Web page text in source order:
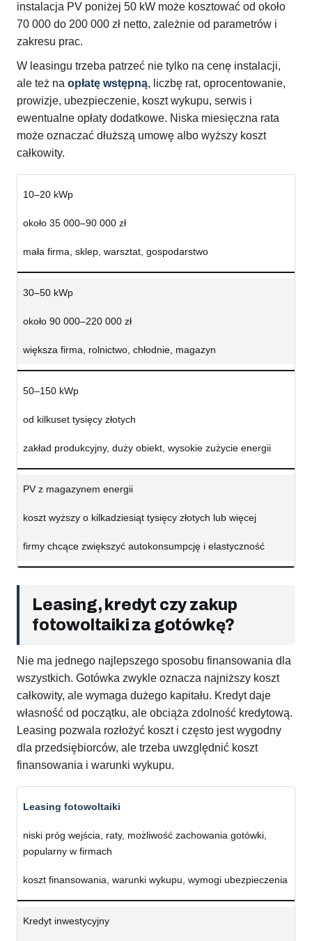
instalacja PV poniżej 50 kW może kosztować od około
70 000 do 200 000 zł netto, zależnie od parametrów i
zakresu prac.
W leasingu trzeba patrzeć nie tylko na cenę instalacji,
ale też na opłatę wstępną, liczbę rat, oprocentowanie,
prowizje, ubezpieczenie, koszt wykupu, serwis i
ewentualne opłaty dodatkowe. Niska miesięczna rata
może oznaczać dłuższą umowę albo wyższy koszt
całkowity.
10–20 kWp
około 35 000–90 000 zł
mała firma, sklep, warsztat, gospodarstwo
30–50 kWp
około 90 000–220 000 zł
większa firma, rolnictwo, chłodnie, magazyn
50–150 kWp
od kilkuset tysięcy złotych
zakład produkcyjny, duży obiekt, wysokie zużycie energii
PV z magazynem energii
koszt wyższy o kilkadziesiąt tysięcy złotych lub więcej
firmy chcące zwiększyć autokonsumpcję i elastyczność
Leasing, kredyt czy zakup
fotowoltaiki za gotówkę?
Nie ma jednego najlepszego sposobu finansowania dla
wszystkich. Gotówka zwykle oznacza najniższy koszt
całkowity, ale wymaga dużego kapitału. Kredyt daje
własność od początku, ale obciąża zdolność kredytową.
Leasing pozwala rozłożyć koszt i często jest wygodny
dla przedsiębiorców, ale trzeba uwzględnić koszt
finansowania i warunki wykupu.
Leasing fotowoltaiki
niski próg wejścia, raty, możliwość zachowania gotówki,
popularny w firmach
koszt finansowania, warunki wykupu, wymogi ubezpieczenia
Kredyt inwestycyjny